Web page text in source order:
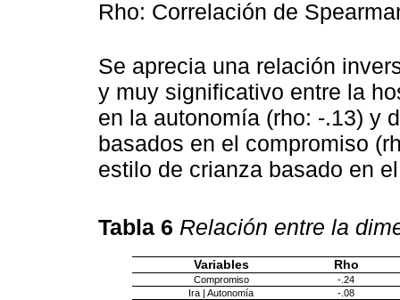
Rho: Correlación de
Se aprecia una relación
y muy significativo entre la
en la autonomía (rho: -.13) y
basados en el compromiso
estilo de crianza basado en
Tabla 6 Relación entre la
Variables Rho
Compromiso
-.24
Ira | Autonomía
-.08